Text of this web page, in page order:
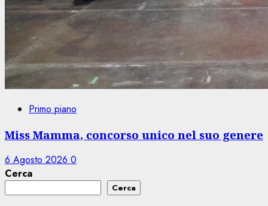
Primo piano
Miss Mamma, concorso unico nel suo genere
6 Agosto 2026 0
Cerca
Cerca